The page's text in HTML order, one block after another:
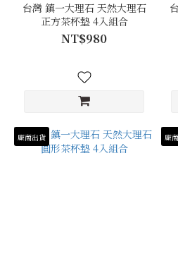
台灣 鎮一大理石 天然大理石
正方茶杯墊 4入組合
NT$980
廠商出貨 廠